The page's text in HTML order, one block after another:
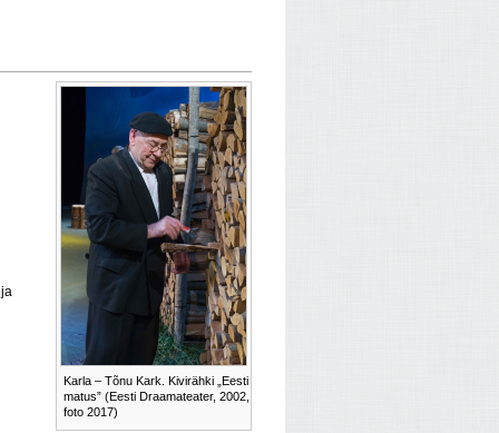
Karla – Tõnu Kark. Kivirähki „Eesti
matus” (Eesti Draamateater, 2002,
foto 2017)